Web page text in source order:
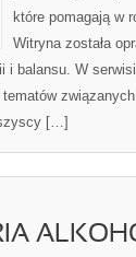
które pomagają w
Witryna została
i balansu. W
[…]